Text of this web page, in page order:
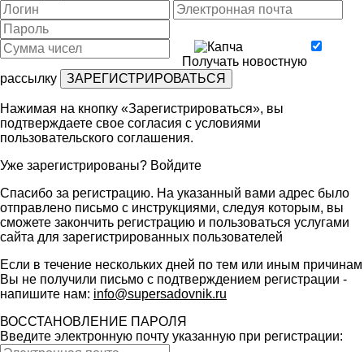
Получать новостную
рассылку
Нажимая на кнопку «Зарегистрироваться», вы
подтверждаете свое согласия с условиями
пользовательского соглашения.
Уже зарегистрированы? Войдите
Спасибо за регистрацию. На указанный вами адрес было
отправлено письмо с инструкциями, следуя которым, вы
сможете закончить регистрацию и пользоваться услугами
сайта для зарегистрированных пользователей
Если в течение нескольких дней по тем или иным причинам
Вы не получили письмо с подтверждением регистрации -
напишите нам: info@supersadovnik.ru
ВОССТАНОВЛЕНИЕ ПАРОЛЯ
Введите электронную почту указанную при регистрации: